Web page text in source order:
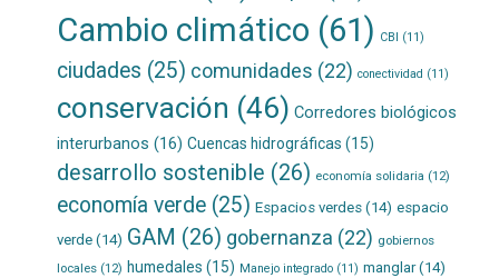
Cambio climático (61) CBI (11)
ciudades (25) comunidades (22) conectividad (11)
conservación (46) Corredores biológicos
interurbanos (16) Cuencas hidrográficas (15)
desarrollo sostenible (26) economía solidaria (12)
economía verde(25) Espacios verdes(14) espacio
verde(14) GAM (26) gobernanza (22) gobiernos
locales(12) humedales (15) Manejo integrado(11) manglar(14)